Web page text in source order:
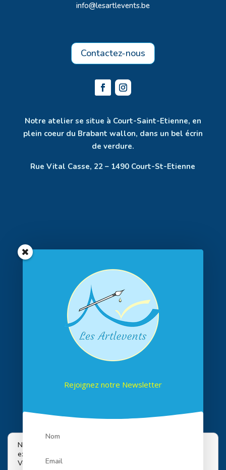
info@lesartlevents.be
Contactez-nous
Notre atelier se situe à Court-Saint-Etienne, en
plein coeur du Brabant wallon, dans un bel écrin
de verdure.
Rue Vital Casse, 22 – 1490 Court-St-Etienne
Suivez-nous sur les réseaux
Rejoignez notre Newsletter
Nous utilisons des cookies pour vous offrir la meilleure
expérience sur notre site.
Vous pouvez en savoir plus sur les cookies que nous